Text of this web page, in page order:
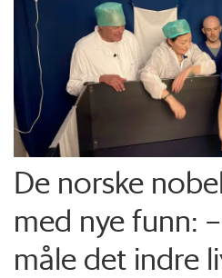
De norske
med nye funn:
måle det indre